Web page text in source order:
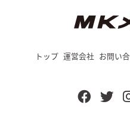
トップ 運営会社 お問い